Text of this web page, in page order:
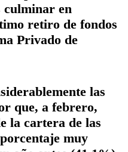
culminar en
retiro de fondos
Privado de
las
que, a febrero,
la cartera de las
muy